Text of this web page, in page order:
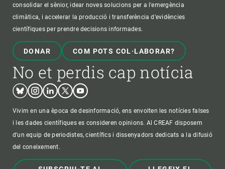
consolidar el sènior, idear noves solucions per a l'emergència
climàtica, i accelerar la producció i transferència d’evidències
científiques per prendre decisions informades.
DONAR COM POTS COL·LABORAR?
No et perdis cap notícia
BlueskyInstagram
LinkedinTwitterYoutube
Vivim en una època de desinformació, ens envolten les notícies falses
i les dades científiques es consideren opinions. Al CREAF disposem
d'un equip de periodistes, científics i dissenyadors dedicats a la difusió
del coneixement.